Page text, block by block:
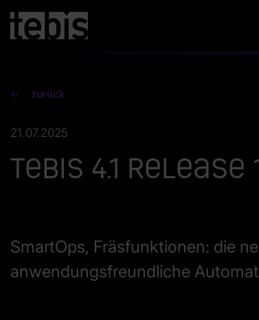
zurück
21.07.2025
Tebis 4.1 Release
SmartOps, Fräsfunktionen: die
anwendungsfreundliche